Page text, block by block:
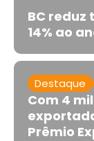
BC reduz
14% ao
Destaque
Com 4
Prêmio